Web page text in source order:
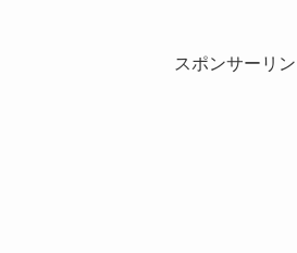
スポンサーリン